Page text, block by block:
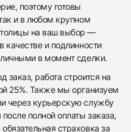
поэтому готовы
и в любом крупном
на ваш выбор —
качестве и подлинности
в момент сделки.
работа строится на
25%. Также мы организуем
через курьерскую службу
полной оплаты заказа,
страховка за